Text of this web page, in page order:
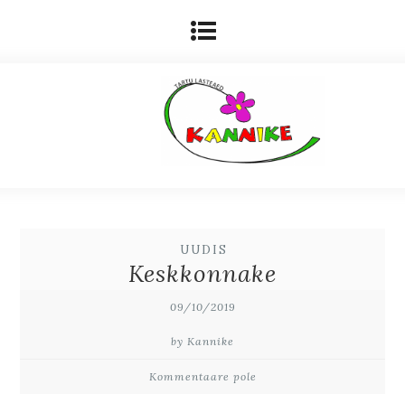
UUDIS
Keskkonnake
09/10/2019
by Kannike
Kommentaare pole